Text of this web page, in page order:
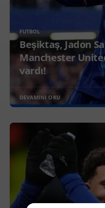
FUTBOL
Beşiktaş, Jadon
Manchester
vardı!
DEVAMINI OKU